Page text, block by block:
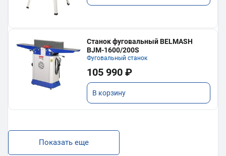
Станок фуговальный BELMASH
BJM-1600/200S
Фуговальный станок
105 990 ₽
В корзину
Показать еще